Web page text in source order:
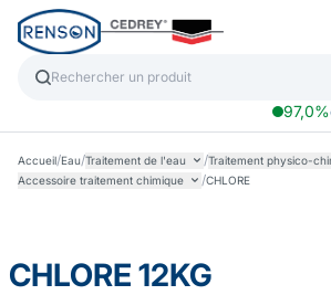
97,0%
Accueil/Eau/Traitement de l'eau /Traitement physico-
Accessoire traitement chimique /CHLORE
CHLORE 12KG